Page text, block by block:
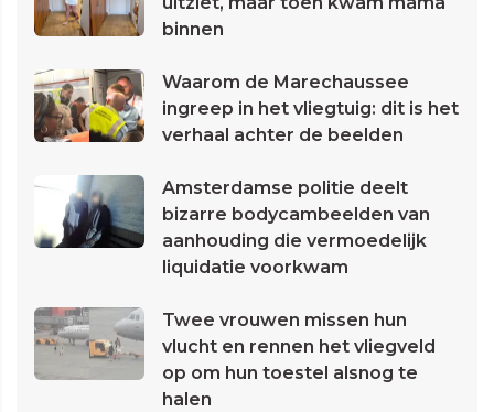
binnen
Waarom de Marechaussee
ingreep in het vliegtuig: dit is het
verhaal achter de beelden
Amsterdamse politie deelt
bizarre bodycambeelden van
aanhouding die vermoedelijk
liquidatie voorkwam
Twee vrouwen missen hun
vlucht en rennen het vliegveld
op om hun toestel alsnog te
halen